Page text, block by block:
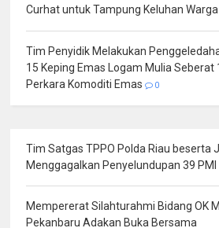
Curhat untuk Tampung Keluhan Warga
Tim Penyidik Melakukan
15 Keping Emas Logam Mulia Seberat
Perkara Komoditi Emas
0
Tim Satgas TPPO Polda Riau beserta
Menggagalkan Penyelundupan 39 PMI
Mempererat Silahturahmi Bidang OK
Pekanbaru Adakan Buka Bersama